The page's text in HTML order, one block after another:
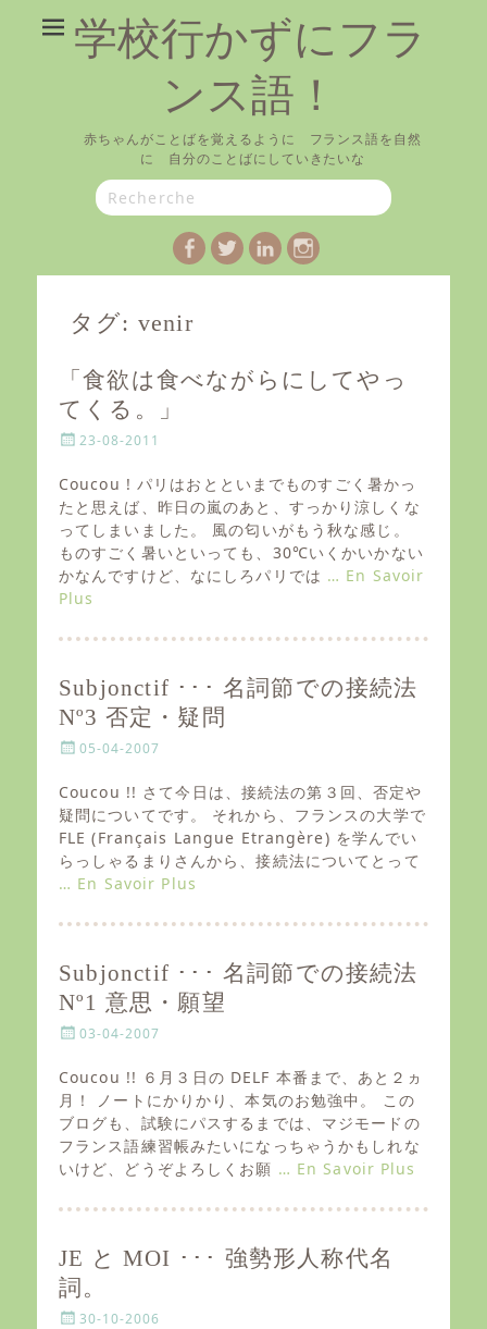
学校行かずにフラ
ンス語！
赤ちゃんがことばを覚えるように フランス語を自然
に 自分のことばにしていきたいな
Search
for:
Facebook
TwitterLinkedIn
Instagram
タグ: venir
「食欲は食べながらにしてやっ
てくる。」
P
s
t
e
d
o
n
23-08-2011
Coucou ! パリはおとといまでものすごく暑かっ
たと思えば、昨日の嵐のあと、すっかり涼しくな
ってしまいました。 風の匂いがもう秋な感じ。
ものすごく暑いといっても、30℃いくかいかない
かなんですけど、なにしろパリでは … En Savoir
Plus
Subjonctif ･･･ 名詞節での接続法
Nº3 否定・疑問
P
s
t
e
d
o
n
05-04-2007
Coucou !! さて今日は、接続法の第３回、否定や
疑問についてです。 それから、フランスの大学で
FLE (Français Langue Etrangère) を学んでい
らっしゃるまりさんから、接続法についてとって
… En Savoir Plus
Subjonctif ･･･ 名詞節での接続法
Nº1 意思・願望
P
s
t
e
d
o
n
03-04-2007
Coucou !! ６月３日の DELF 本番まで、あと２ヵ
月！ ノートにかりかり、本気のお勉強中。 この
ブログも、試験にパスするまでは、マジモードの
フランス語練習帳みたいになっちゃうかもしれな
いけど、どうぞよろしくお願 … En Savoir Plus
JE と MOI ･･･ 強勢形人称代名
詞。
P
30-10-2006